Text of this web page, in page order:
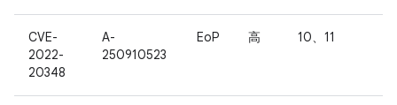
CVE-
2022-
20348
A-
250910523
EoP 高 10、11